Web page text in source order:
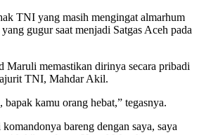
TNI yang masih mengingat almarhum
gugur saat menjadi Satgas Aceh pada
Maruli memastikan dirinya secara pribadi
TNI, Mahdar Akil.
bapak kamu orang hebat,” tegasnya.
bareng dengan saya, saya